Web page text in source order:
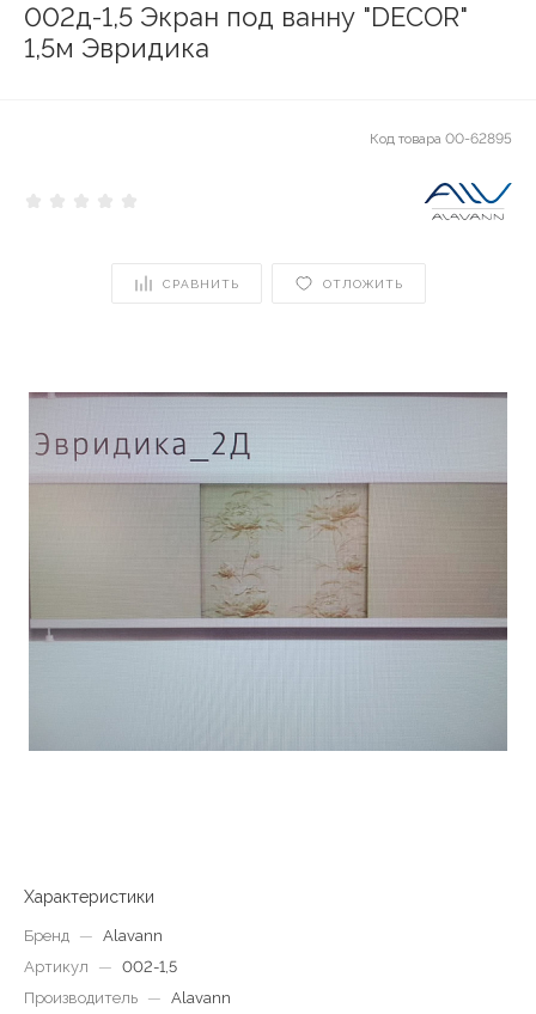
002д-1,5 Экран под ванну "DECOR"
1,5м Эвридика
Код товара 00-62895
СРАВНИТЬ ОТЛОЖИТЬ
Характеристики
Бренд — Alavann
Артикул
— 002-1,5
Производитель — Alavann